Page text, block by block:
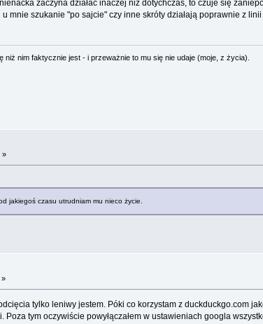
zaczyna działać inaczej niż dotychczas, to czuje się
mnie szukanie "po sajcie" czy inne skróty działają poprawnie z linii
niż nim faktycznie jest - i przeważnie to mu się nie udaje (moje, z życia).
»
jakiegoś czasu utrudniam mu nieco życie.
»
tylko leniwy jestem. Póki co korzystam z duckduckgo.com
tym oczywiście powyłączałem w ustawieniach googla